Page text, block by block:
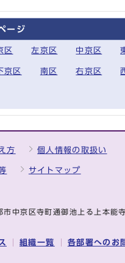
ージ
区 左京区 中京区
下京区 南区 右京区
方 個人情報の取扱い
サイトマップ
中京区寺町通御池上る上本能
組織一覧 各部署へのお